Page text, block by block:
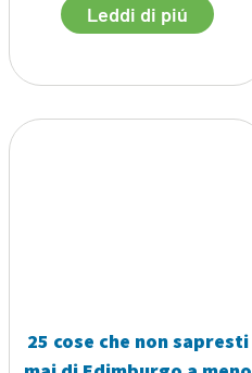
Leddi di piú
25 cose che non sapresti